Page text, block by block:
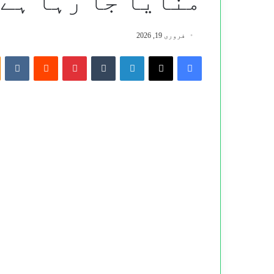
فروری 19, 2026
Facebook
X
LinkedIn
Tumblr
Pinterest
Reddit